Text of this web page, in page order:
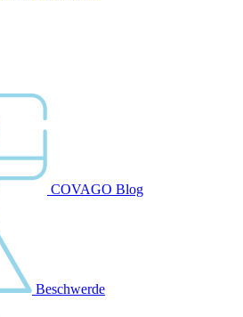
COVAGO Blog
Beschwerde